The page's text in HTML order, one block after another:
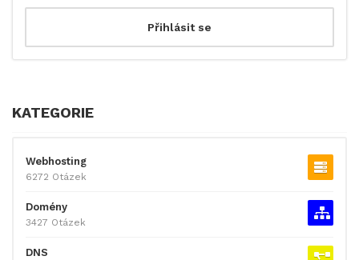
KATEGORIE
Webhosting
6272 Otázek
Domény
3427 Otázek
DNS